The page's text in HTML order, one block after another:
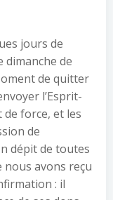
jours de
dimanche de
de quitter
l’Esprit-
force, et les
de
dépit de toutes
nous avons reçu
: il